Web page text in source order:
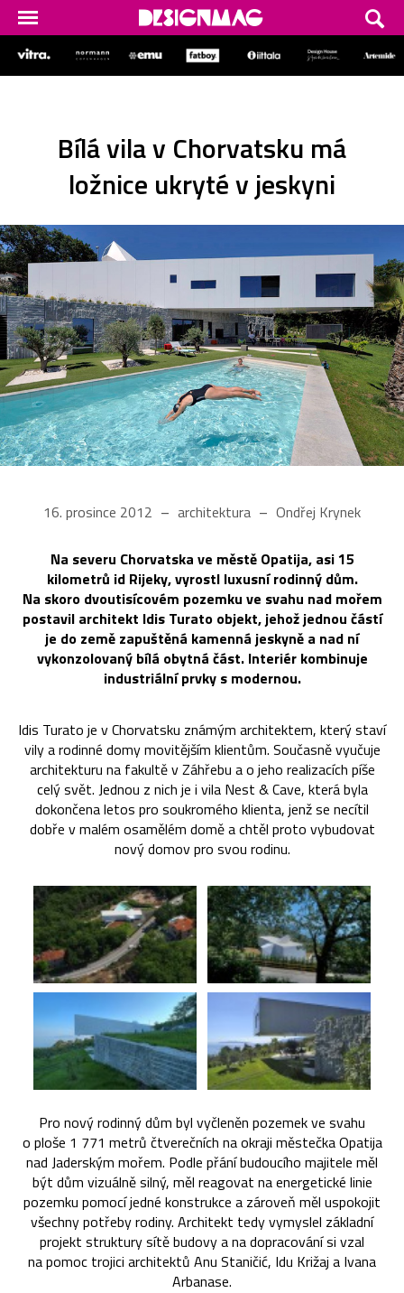
Bílá vila v Chorvatsku má
ložnice ukryté v jeskyni
16. prosince 2012 architektura Ondřej Krynek
Na severu Chorvatska ve městě Opatija, asi 15
kilometrů id Rijeky, vyrostl luxusní rodinný dům.
Na skoro dvoutisícovém pozemku ve svahu nad mořem
postavil architekt Idis Turato objekt, jehož jednou částí
je do země zapuštěná kamenná jeskyně a nad ní
vykonzolovaný bílá obytná část. Interiér kombinuje
industriální prvky s modernou.
Idis Turato je v Chorvatsku známým architektem, který staví
vily a rodinné domy movitějším klientům. Současně vyučuje
architekturu na fakultě v Záhřebu a o jeho realizacích píše
celý svět. Jednou z nich je i vila Nest & Cave, která byla
dokončena letos pro soukromého klienta, jenž se necítil
dobře v malém osamělém domě a chtěl proto vybudovat
nový domov pro svou rodinu.
Pro nový rodinný dům byl vyčleněn pozemek ve svahu
o ploše 1 771 metrů čtverečních na okraji městečka Opatija
nad Jaderským mořem. Podle přání budoucího majitele měl
být dům vizuálně silný, měl reagovat na energetické linie
pozemku pomocí jedné konstrukce a zároveň měl uspokojit
všechny potřeby rodiny. Architekt tedy vymyslel základní
projekt struktury sítě budovy a na dopracování si vzal
na pomoc trojici architektů Anu Staničić, Idu Križaj a Ivana
Arbanase.